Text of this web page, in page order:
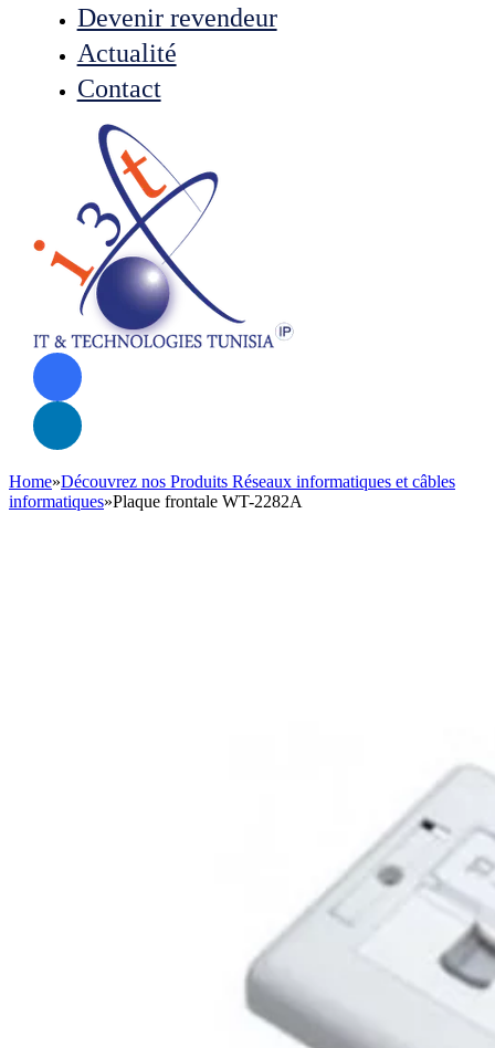
Devenir revendeur
Actualité
Contact
Home»Découvrez nos Produits Réseaux informatiques et câbles
informatiques»Plaque frontale WT-2282A